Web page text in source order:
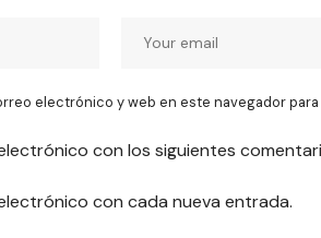
electrónico y web en este navegador
con los siguientes
con cada nueva entrada.